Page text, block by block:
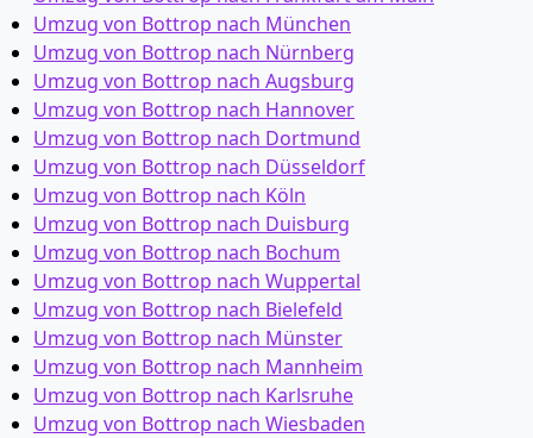
Umzug von Bottrop nach München
Umzug von Bottrop nach Nürnberg
Umzug von Bottrop nach Augsburg
Umzug von Bottrop nach Hannover
Umzug von Bottrop nach Dortmund
Umzug von Bottrop nach Düsseldorf
Umzug von Bottrop nach Köln
Umzug von Bottrop nach Duisburg
Umzug von Bottrop nach Bochum
Umzug von Bottrop nach Wuppertal
Umzug von Bottrop nach Bielefeld
Umzug von Bottrop nach Münster
Umzug von Bottrop nach Mannheim
Umzug von Bottrop nach Karlsruhe
Umzug von Bottrop nach Wiesbaden